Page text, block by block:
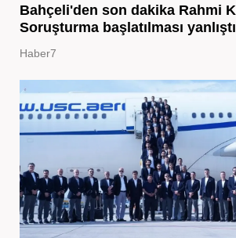
Bahçeli'den son dakika Rahmi
Soruşturma başlatılması
Haber7